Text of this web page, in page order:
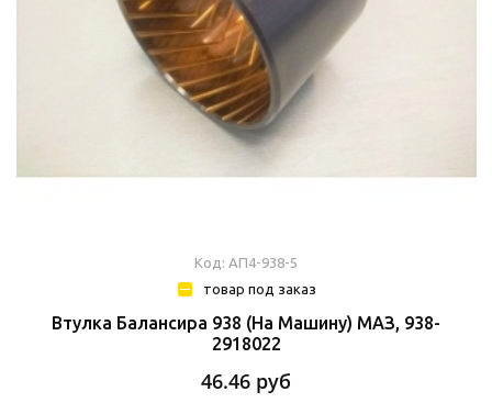
Код: АП4-938-5
товар под заказ
Втулка Балансира 938 (на Машину) МАЗ, 938-
2918022
46.46 руб